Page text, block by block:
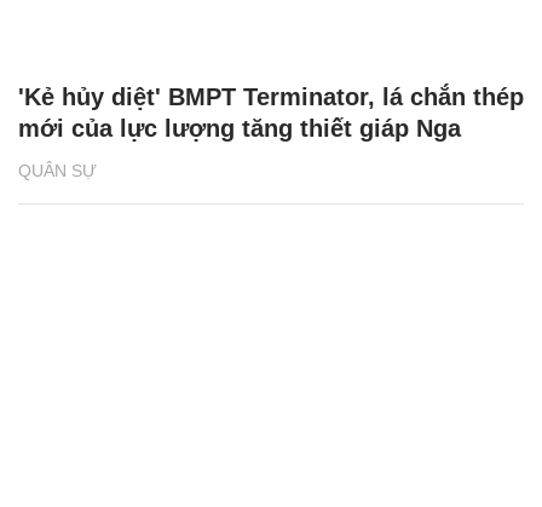
QUÂN SỰ
'Kẻ hủy diệt' BMPT Terminator, lá chắn thép
mới của lực lượng tăng thiết giáp Nga